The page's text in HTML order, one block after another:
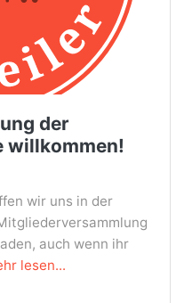
der
willkommen!
wir uns in der
auch wenn ihr
lesen...